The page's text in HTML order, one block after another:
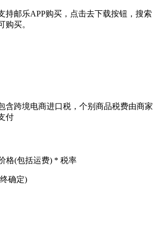
持邮乐APP购买，点击去下载按钮，搜索
购买。
含跨境电商进口税，个别商品税费由商家
付
格(包括运费) * 税率
确定)